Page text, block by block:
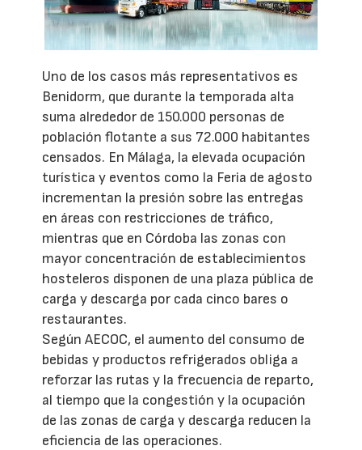
Uno de los casos más representativos es
Benidorm, que durante la temporada alta
suma alrededor de 150.000 personas de
población flotante a sus 72.000 habitantes
censados. En Málaga, la elevada ocupación
turística y eventos como la Feria de agosto
incrementan la presión sobre las entregas
en áreas con restricciones de tráfico,
mientras que en Córdoba las zonas con
mayor concentración de establecimientos
hosteleros disponen de una plaza pública de
carga y descarga por cada cinco bares o
restaurantes.
Según AECOC, el aumento del consumo de
bebidas y productos refrigerados obliga a
reforzar las rutas y la frecuencia de reparto,
al tiempo que la congestión y la ocupación
de las zonas de carga y descarga reducen la
eficiencia de las operaciones.